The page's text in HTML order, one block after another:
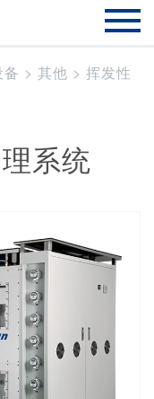
> 其他 > 挥发性
系统